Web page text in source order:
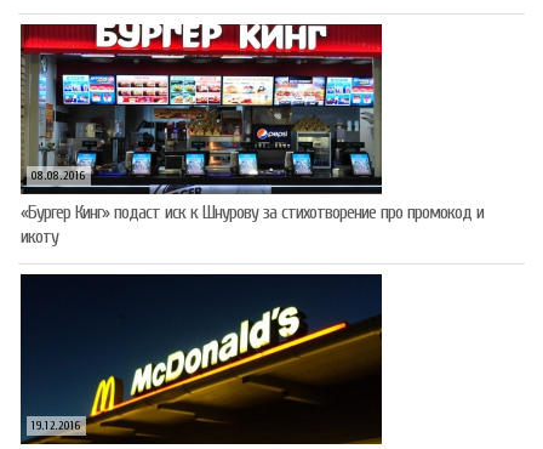
08.08.2016
«Бургер Кинг» подаст иск к Шнурову за стихотворение про промокод и
икоту
19.12.2016